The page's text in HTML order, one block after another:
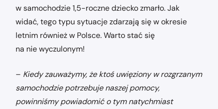
w samochodzie 1,5-roczne dziecko zmarło. Jak
widać, tego typu sytuacje zdarzają się w okresie
letnim również w Polsce. Warto stać się
na nie wyczulonym!
– Kiedy zauważymy, że ktoś uwięziony w rozgrzanym
samochodzie potrzebuje naszej pomocy,
powinniśmy powiadomić o tym natychmiast